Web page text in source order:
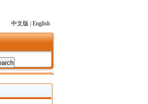
中文版
English